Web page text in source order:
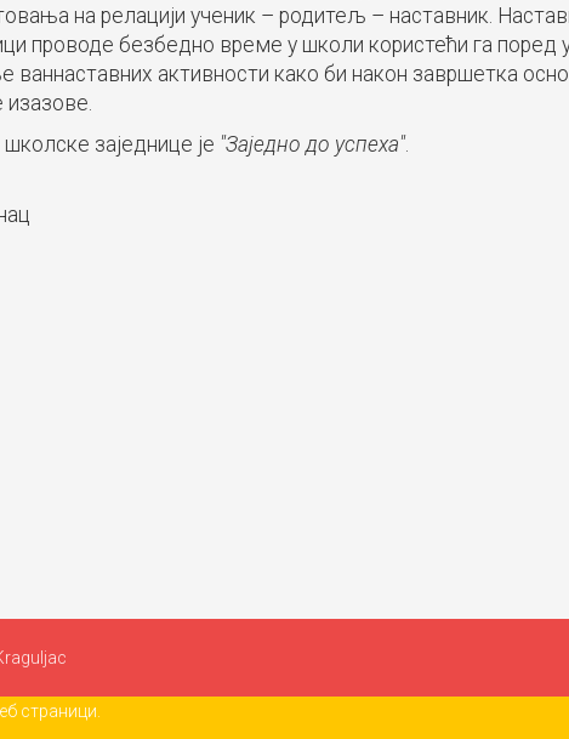
на релацији ученик – родитељ – наставник.
проводе безбедно време у школи користећи га поред
ваннаставних активности како би након завршетка
изазове.
заједнице је "Заједно до успеха".
страници.